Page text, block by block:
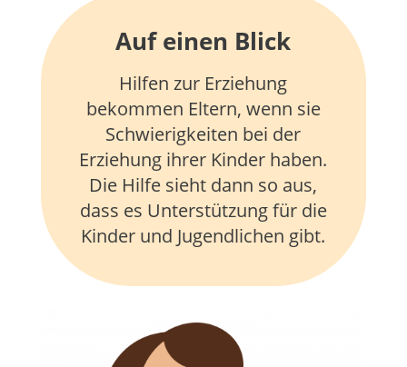
Auf einen Blick
Hilfen zur Erziehung
bekommen Eltern, wenn sie
Schwierigkeiten bei der
Erziehung ihrer Kinder haben.
Die Hilfe sieht dann so aus,
dass es Unterstützung für die
Kinder und Jugendlichen gibt.